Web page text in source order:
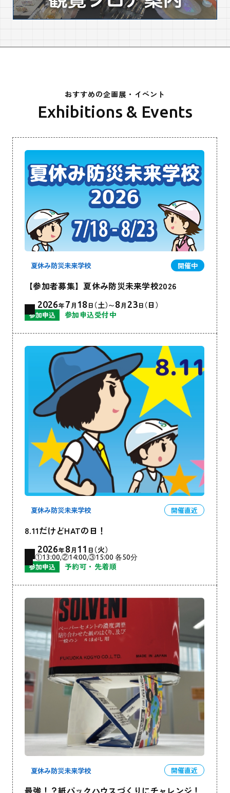
おすすめの企画展・イベント
Exhibitions & Events
夏休み防災未来学校 開催中
【参加者募集】夏休み防災未来学校2026
2026年7 月 18日（土）〜8月 23日（日）
参加申込 参加申込受付中
夏休み防災未来学校 開催直近
8.11だけどHATの日！
2026年8月 11 日（火）
①13:00,②14:00,③15:00 各50分
参加申込 予約可・先着順
夏休み防災未来学校 開催直近
最強！？紙パックハウスづくりにチャレンジ！